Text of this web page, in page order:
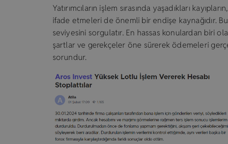
Yatırımcıların işlem sırasında yaşadıkları
ifade etmeleri de önemli bir endişe kaynağıdır.
seviyesini sorgulatır. En hassas konulardan biri
şartlar ve gerekçeler öne sürerek ödemeleri
sorundur.